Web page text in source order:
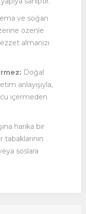
ve soğan
özenle
almanızı
Doğal
anlayışıyla,
içermeden
harika bir
tabaklarının
soslara